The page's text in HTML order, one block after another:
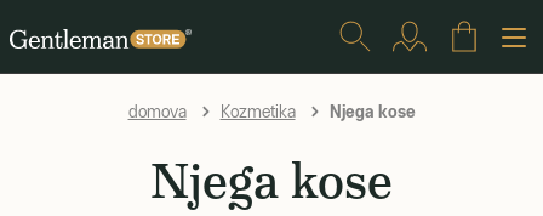
domova Kozmetika Njega kose
Njega kose